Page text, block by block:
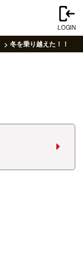
LOGIN
冬を乗り越えた！！